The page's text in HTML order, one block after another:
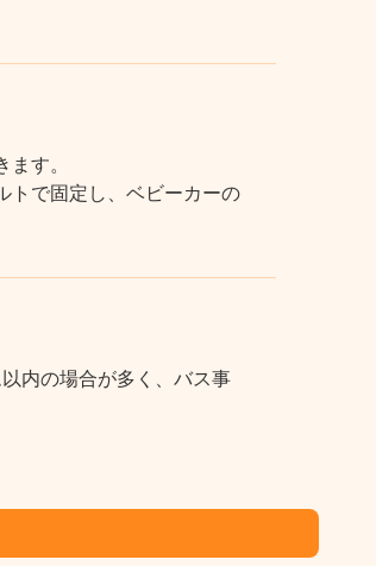
す。
トで固定し、ベビーカーの
内の場合が多く、バス事